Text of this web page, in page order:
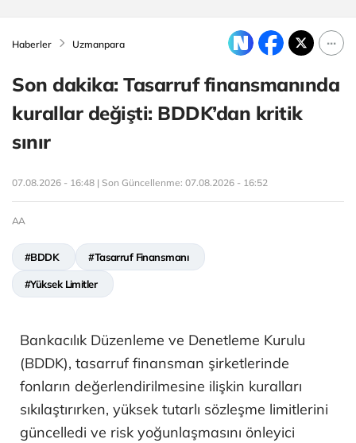
Haberler Uzmanpara
Son dakika: Tasarruf finansmanında
kurallar değişti: BDDK’dan kritik
sınır
07.08.2026 - 16:48 | Son Güncellenme: 07.08.2026 - 16:52
AA
#BDDK #Tasarruf Finansmanı
#Yüksek Limitler
Bankacılık Düzenleme ve Denetleme Kurulu
(BDDK), tasarruf finansman şirketlerinde
fonların değerlendirilmesine ilişkin kuralları
sıkılaştırırken, yüksek tutarlı sözleşme limitlerini
güncelledi ve risk yoğunlaşmasını önleyici